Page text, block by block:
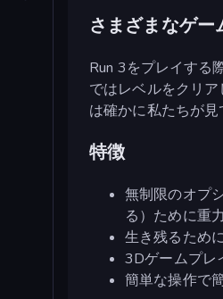
さまざまなゲー
Run 3をプレイする
ではレベルをクリ
は確かに私たちが
特徴
無制限のオプ
る）ために重
生き残るため
3Dゲームプレ
簡単な操作で